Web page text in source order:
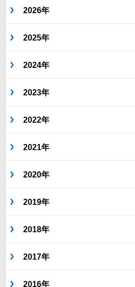
2026年
2025年
2024年
2023年
2022年
2021年
2020年
2019年
2018年
2017年
2016年